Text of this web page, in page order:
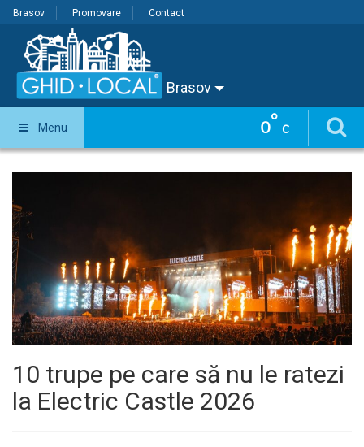
Brasov Promovare Contact
Brasov
0° C
Menu
10 trupe pe care să nu le ratezi
la Electric Castle 2026